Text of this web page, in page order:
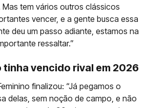
Mas tem vários outros clássicos
vencer, e a gente busca essa
deu um passo adiante, estamos na
ressaltar.”
vencido rival em 2026
finalizou: “Já pegamos o
delas, sem noção de campo, e não